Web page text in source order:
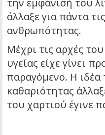
άλλαξε για πάντα
ανθρωπότητας.
Μέχρι τις αρχές
υγείας είχε γίνει
παραγόμενο. Η
καθαριότητας
του χαρτιού έγινε